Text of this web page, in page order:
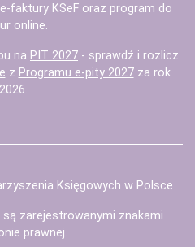
e-faktury KSeF oraz program do
online.
na PIT 2027 - sprawdź i rozlicz
z Programu e-pity 2027za rok
2026.
Księgowych w Polsce
zarejestrowanymi znakami
prawnej.